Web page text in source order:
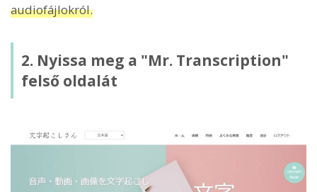
audiofájlokról.
2. Nyissa meg a "Mr. Transcription"
felső oldalát